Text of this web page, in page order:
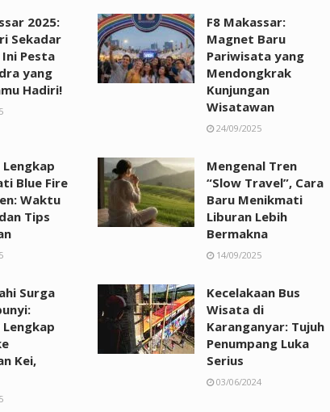
2025:
Sekadar
Pesta
yang
Hadiri!
F8 Makassar:
Magnet Baru
Pariwisata yang
Mendongkrak
Kunjungan
Wisatawan
24/09/2025
Lengkap
Blue Fire
Waktu
Tips
Mengenal Tren
“Slow Travel”, Cara
Baru Menikmati
Liburan Lebih
Bermakna
14/09/2025
Surga
Lengkap
Kei,
Kecelakaan Bus
Wisata di
Karanganyar: Tujuh
Penumpang Luka
Serius
03/06/2024